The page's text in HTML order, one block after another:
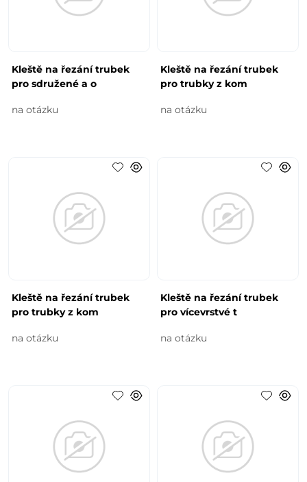
Kleště na řezání trubek
pro sdružené a o
na otázku
Kleště na řezání trubek
pro trubky z kom
na otázku
Kleště na řezání trubek
pro trubky z kom
na otázku
Kleště na řezání trubek
pro vícevrstvé t
na otázku